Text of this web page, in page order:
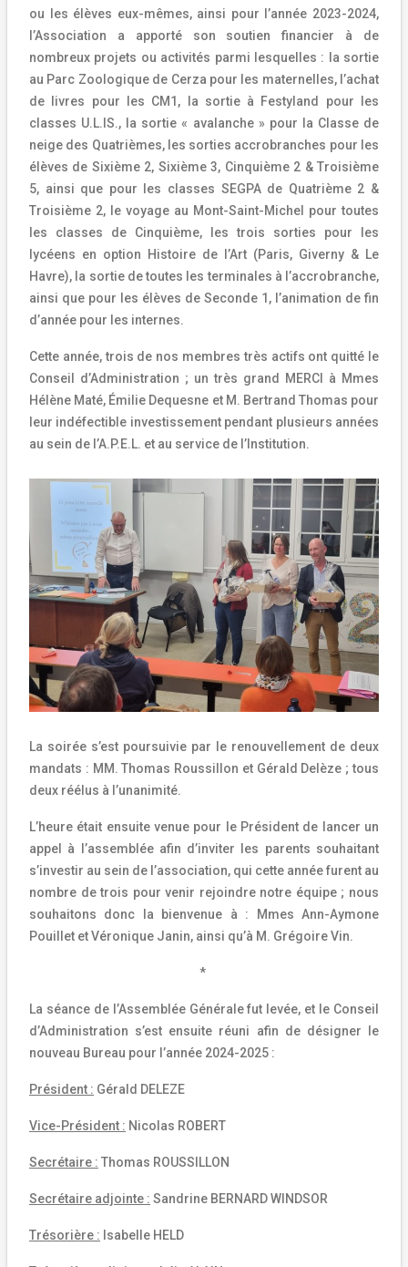
ou les élèves eux-mêmes, ainsi pour l’année 2023-2024,
l’Association a apporté son soutien financier à de
nombreux projets ou activités parmi lesquelles : la sortie
au Parc Zoologique de Cerza pour les maternelles, l’achat
de livres pour les CM1, la sortie à Festyland pour les
classes U.L.IS., la sortie « avalanche » pour la Classe de
neige des Quatrièmes, les sorties accrobranches pour les
élèves de Sixième 2, Sixième 3, Cinquième 2 & Troisième
5, ainsi que pour les classes SEGPA de Quatrième 2 &
Troisième 2, le voyage au Mont-Saint-Michel pour toutes
les classes de Cinquième, les trois sorties pour les
lycéens en option Histoire de l’Art (Paris, Giverny & Le
Havre), la sortie de toutes les terminales à l’accrobranche,
ainsi que pour les élèves de Seconde 1, l’animation de fin
d’année pour les internes.
Cette année, trois de nos membres très actifs ont quitté le
Conseil d’Administration ; un très grand MERCI à Mmes
Hélène Maté, Émilie Dequesne et M. Bertrand Thomas pour
leur indéfectible investissement pendant plusieurs années
au sein de l’A.P.E.L. et au service de l’Institution.
La soirée s’est poursuivie par le renouvellement de deux
mandats : MM. Thomas Roussillon et Gérald Delèze ; tous
deux réélus à l’unanimité.
L’heure était ensuite venue pour le Président de lancer un
appel à l’assemblée afin d’inviter les parents souhaitant
s’investir au sein de l’association, qui cette année furent au
nombre de trois pour venir rejoindre notre équipe ; nous
souhaitons donc la bienvenue à : Mmes Ann-Aymone
Pouillet et Véronique Janin, ainsi qu’à M. Grégoire Vin.
*
La séance de l’Assemblée Générale fut levée, et le Conseil
d’Administration s’est ensuite réuni afin de désigner le
nouveau Bureau pour l’année 2024-2025 :
Président : Gérald DELEZE
Vice-Président : Nicolas ROBERT
Secrétaire : Thomas ROUSSILLON
Secrétaire adjointe : Sandrine BERNARD WINDSOR
Trésorière : Isabelle HELD